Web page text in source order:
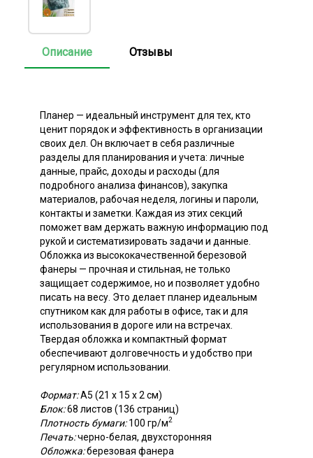
Описание Отзывы
Планер — идеальный инструмент для тех, кто
ценит порядок и эффективность в организации
своих дел. Он включает в себя различные
разделы для планирования и учета: личные
данные, прайс, доходы и расходы (для
подробного анализа финансов), закупка
материалов, рабочая неделя, логины и пароли,
контакты и заметки. Каждая из этих секций
поможет вам держать важную информацию под
рукой и систематизировать задачи и данные.
Обложка из высококачественной березовой
фанеры — прочная и стильная, не только
защищает содержимое, но и позволяет удобно
писать на весу. Это делает планер идеальным
спутником как для работы в офисе, так и для
использования в дороге или на встречах.
Твердая обложка и компактный формат
обеспечивают долговечность и удобство при
регулярном использовании.
Формат:А5 (21 х 15 х 2 см)
Блок:68 листов (136 страниц)
Плотность бумаги:100 гр/м2
Печать:черно-белая, двухсторонняя
Обложка:березовая фанера